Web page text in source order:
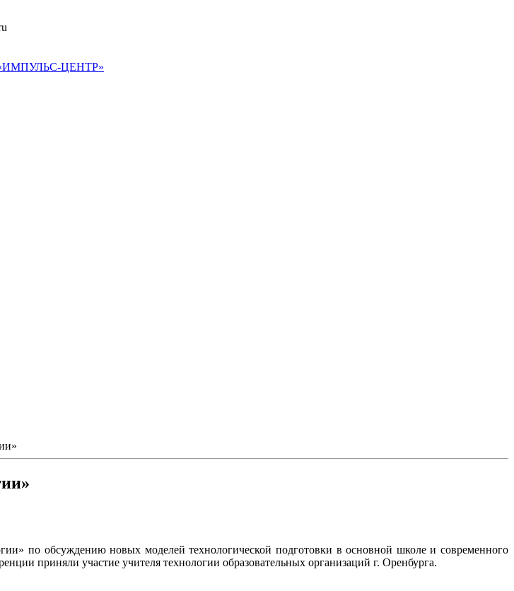
«ИМПУЛЬС-ЦЕНТР»
по обсуждению новых моделей технологической подготовки в основной школе и современного
приняли участие учителя технологии образовательных организаций г. Оренбурга.